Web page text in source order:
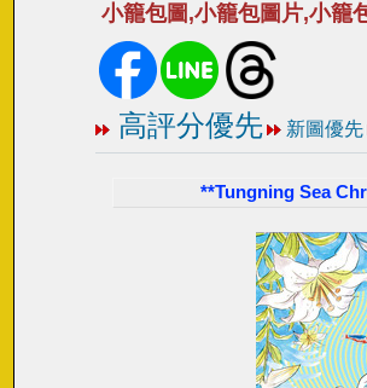
小籠包圖,小籠包圖片,小籠
高評分優先 新圖優先
**Tungning Sea